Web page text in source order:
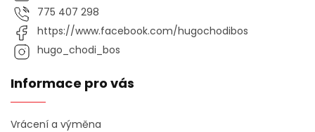
775 407 298
https://www.facebook.com/hugochodibos
hugo_chodi_bos
Informace pro vás
Vrácení a výměna